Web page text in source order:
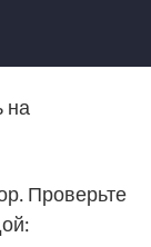
на
Проверьте